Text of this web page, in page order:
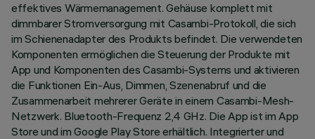
effektives Wärmemanagement. Gehäuse komplett mit
dimmbarer Stromversorgung mit Casambi-Protokoll, die sich
im Schienenadapter des Produkts befindet. Die verwendeten
Komponenten ermöglichen die Steuerung der Produkte mit
App und Komponenten des Casambi-Systems und aktivieren
die Funktionen Ein-Aus, Dimmen, Szenenabruf und die
Zusammenarbeit mehrerer Geräte in einem Casambi-Mesh-
Netzwerk. Bluetooth-Frequenz 2,4 GHz. Die App ist im App
Store und im Google Play Store erhältlich. Integrierter und